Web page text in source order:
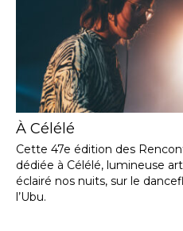
À Célélé
Cette 47e édition des
dédiée à Célélé, lumineuse
éclairé nos nuits, sur le
l’Ubu.